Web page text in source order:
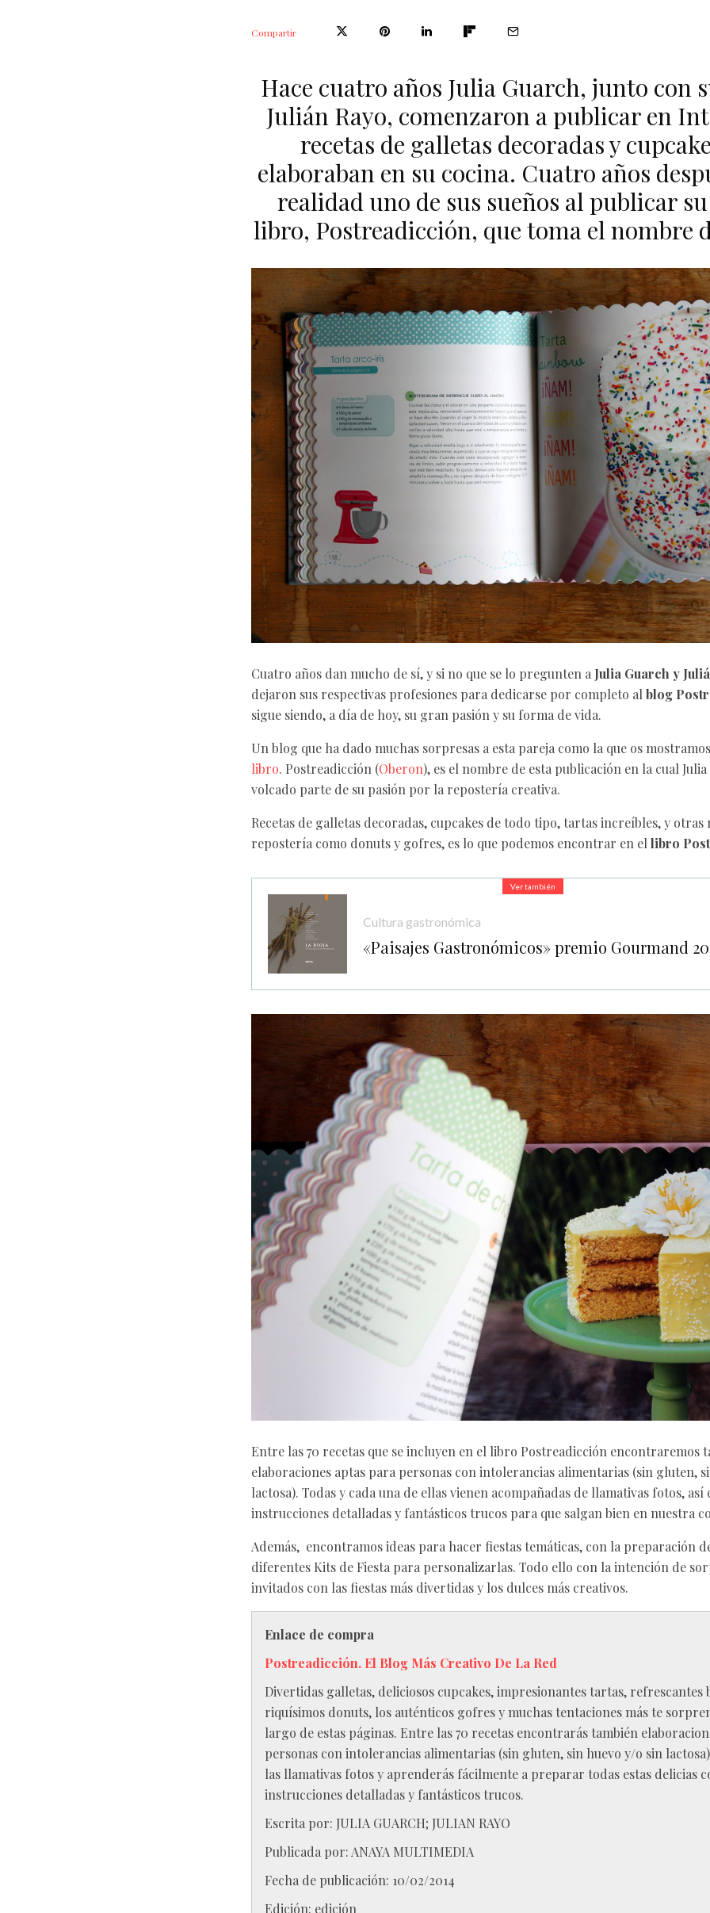
Compartir
Hace cuatro años Julia Guarch, junto con
Julián Rayo, comenzaron a publicar en
recetas de galletas decoradas y
elaboraban en su cocina. Cuatro años
realidad uno de sus sueños al publicar
libro, Postreadicción, que toma el nombre
Cuatro años dan mucho de sí, y si no que se lo pregunten a Julia Guarch y
dejaron sus respectivas profesiones para dedicarse por completo alblog
sigue siendo, a día de hoy, su gran pasión y su forma de vida.
Un blog que ha dado muchas sorpresas a esta pareja como la que os
libro. Postreadicción (Oberon), es el nombre de esta publicación en la cual
volcado parte de su pasión por la repostería creativa.
Recetas de galletas decoradas, cupcakes de todo tipo, tartas increíbles, y otras
repostería como donuts y gofres, es lo que podemos encontrar en ellibro
Ver también
Cultura gastronómica
«Paisajes Gastronómicos» premio Gourmand
Entre las 70 recetas que se incluyen en el libro Postreadicción encontraremos
elaboraciones aptas para personas con intolerancias alimentarias (sin gluten,
lactosa). Todas y cada una de ellas vienen acompañadas de llamativas fotos, así
instrucciones detalladas y fantásticos trucos para que salgan bien en nuestra
Además, encontramos ideas para hacer fiestas temáticas, con la preparación
diferentes Kits de Fiesta para personalizarlas. Todo ello con la intención de
invitados con las fiestas más divertidas y los dulces más creativos.
Enlace de compra
Postreadicción. El Blog Más Creativo De La Red
Divertidas galletas, deliciosos cupcakes, impresionantes tartas, refrescantes
riquísimos donuts, los auténticos gofres y muchas tentaciones más te
largo de estas páginas. Entre las 70 recetas encontrarás también
personas con intolerancias alimentarias (sin gluten, sin huevo y/o sin
las llamativas fotos y aprenderás fácilmente a preparar todas estas delicias
instrucciones detalladas y fantásticos trucos.
Escrita por: JULIA GUARCH; JULIAN RAYO
Publicada por: ANAYA MULTIMEDIA
Fecha de publicación: 10/02/2014
Edición: edición